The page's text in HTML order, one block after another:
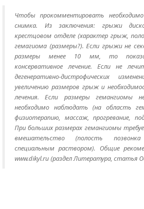
Чтобы прокомментировать необходимо
снимка. Из заключения: грыжи
крестцовом отделе (характер грыж,
гемагиома (размеры?). Если грыжи не
размеры менее 10 мм, то
консервативное лечение. Если не
дегенеративно-дистрофических
увеличению размеров грыж и
лечения. Если размеры гемангиомы
необходимо наблюдать (на область
физиотерапию, массаж, прогревание,
При больших размерах гемангиомы
вмешательство (полость позвонка
специальным раствором). Общие
www.dikyl.ru (раздел Литература, статья